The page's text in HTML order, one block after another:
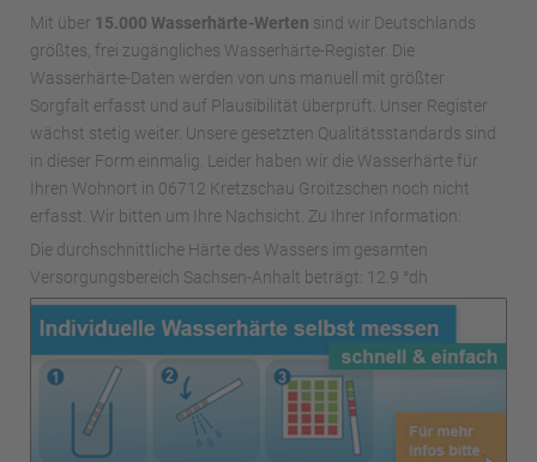
Mit über 15.000 Wasserhärte-Werten sind wir Deutschlands
größtes, frei zugängliches Wasserhärte-Register. Die
Wasserhärte-Daten werden von uns manuell mit größter
Sorgfalt erfasst und auf Plausibilität überprüft. Unser Register
wächst stetig weiter. Unsere gesetzten Qualitätsstandards sind
in dieser Form einmalig. Leider haben wir die Wasserhärte für
Ihren Wohnort in 06712 Kretzschau Groitzschen noch nicht
erfasst. Wir bitten um Ihre Nachsicht. Zu Ihrer Information:
Die durchschnittliche Härte des Wassers im gesamten
Versorgungsbereich Sachsen-Anhalt beträgt: 12.9 °dh